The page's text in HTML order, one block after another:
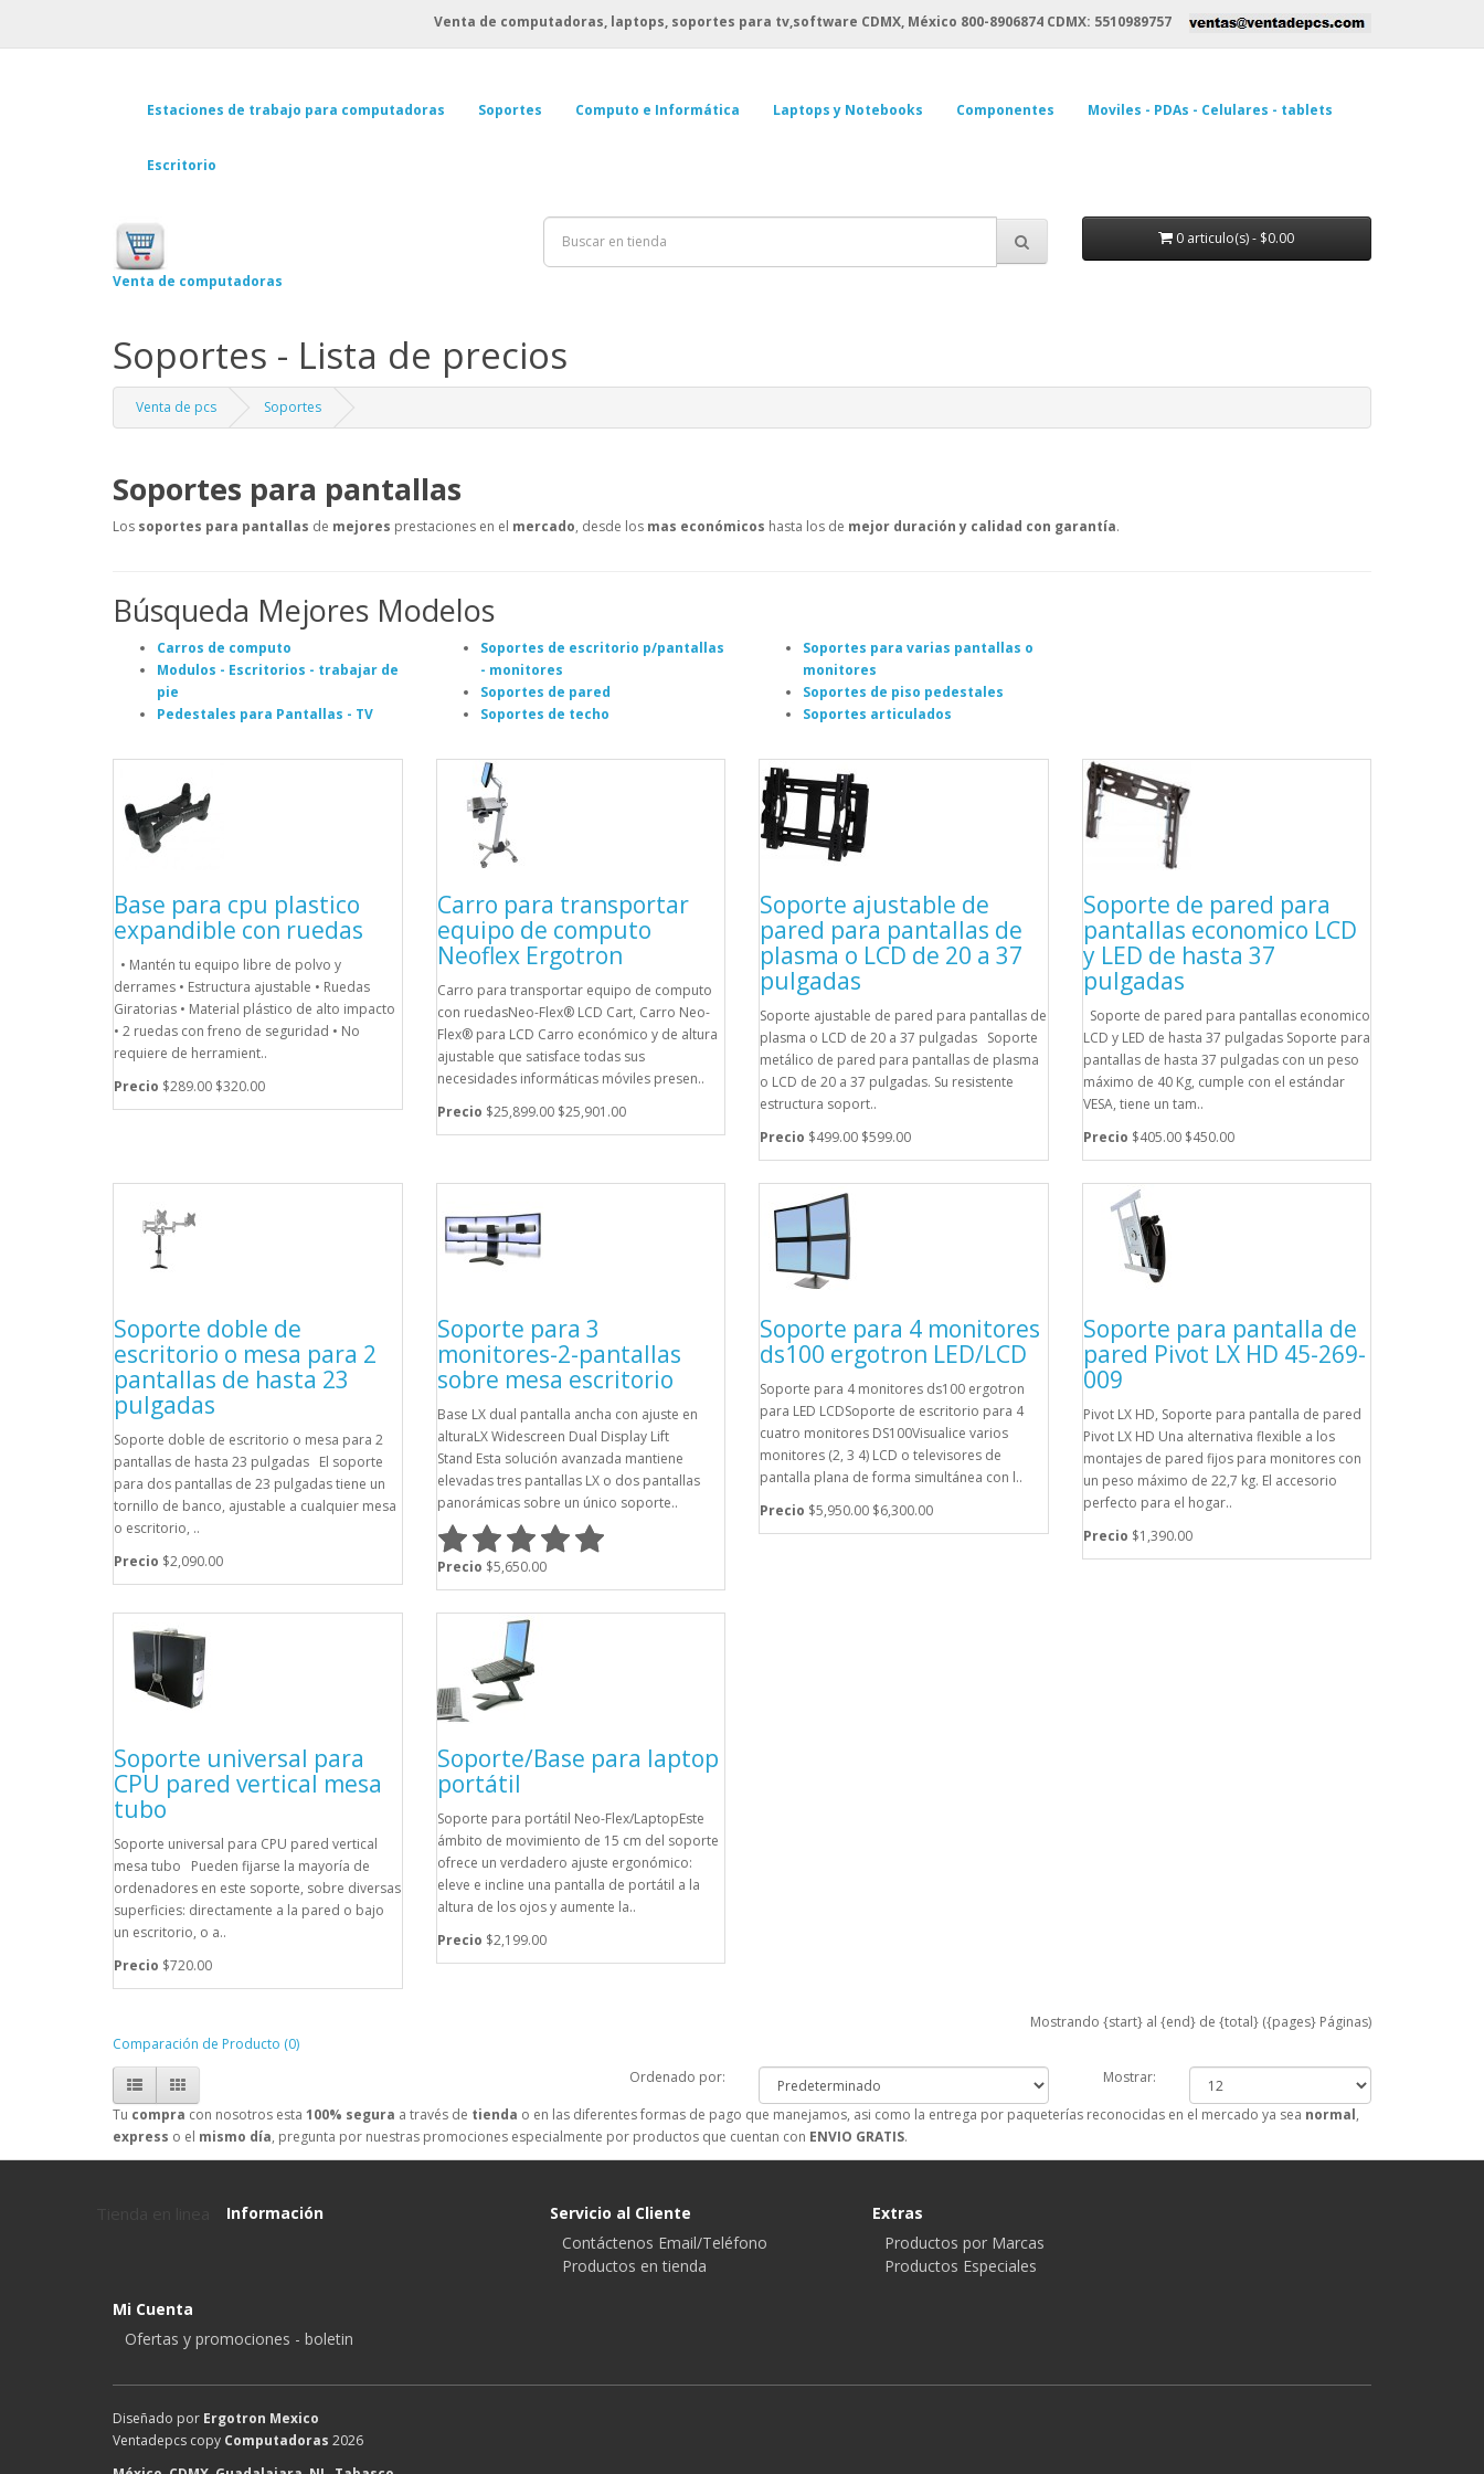
Venta de computadoras, laptops, soportes para tv,software CDMX, México 800-8906874 CDMX: 5510989757
Estaciones de trabajo para computadoras Soportes Computo e Informática Laptops y Notebooks Componentes Moviles - PDAs - Celulares - tablets
Escritorio
Venta de computadoras
0 articulo(s) - $0.00
Soportes - Lista de precios
Venta de pcs Soportes
Soportes para pantallas
Los soportes para pantallas de mejores prestaciones en el mercado, desde los mas económicos hasta los de mejor duración y calidad con garantía.
Búsqueda Mejores Modelos
Carros de computo
Modulos - Escritorios - trabajar de
pie
Pedestales para Pantallas - TV
Soportes de escritorio p/pantallas
- monitores
Soportes de pared
Soportes de techo
Soportes para varias pantallas o
monitores
Soportes de piso pedestales
Soportes articulados
Base para cpu plastico
expandible con ruedas
• Mantén tu equipo libre de polvo y
derrames • Estructura ajustable • Ruedas
Giratorias • Material plástico de alto impacto
• 2 ruedas con freno de seguridad • No
requiere de herramient..
Precio $289.00 $320.00
Carro para transportar
equipo de computo
Neoflex Ergotron
Carro para transportar equipo de computo
con ruedasNeo-Flex® LCD Cart, Carro Neo-
Flex® para LCD Carro económico y de altura
ajustable que satisface todas sus
necesidades informáticas móviles presen..
Precio $25,899.00 $25,901.00
Soporte ajustable de
pared para pantallas de
plasma o LCD de 20 a 37
pulgadas
Soporte ajustable de pared para pantallas de
plasma o LCD de 20 a 37 pulgadas Soporte
metálico de pared para pantallas de plasma
o LCD de 20 a 37 pulgadas. Su resistente
estructura soport..
Precio $499.00 $599.00
Soporte de pared para
pantallas economico LCD
y LED de hasta 37
pulgadas
Soporte de pared para pantallas economico
LCD y LED de hasta 37 pulgadas Soporte para
pantallas de hasta 37 pulgadas con un peso
máximo de 40 Kg, cumple con el estándar
VESA, tiene un tam..
Precio $405.00 $450.00
Soporte doble de
escritorio o mesa para 2
pantallas de hasta 23
pulgadas
Soporte doble de escritorio o mesa para 2
pantallas de hasta 23 pulgadas El soporte
para dos pantallas de 23 pulgadas tiene un
tornillo de banco, ajustable a cualquier mesa
o escritorio, ..
Precio $2,090.00
Soporte para 3
monitores-2-pantallas
sobre mesa escritorio
Base LX dual pantalla ancha con ajuste en
alturaLX Widescreen Dual Display Lift
Stand Esta solución avanzada mantiene
elevadas tres pantallas LX o dos pantallas
panorámicas sobre un único soporte..
Precio $5,650.00
Soporte para 4 monitores
ds100 ergotron LED/LCD
Soporte para 4 monitores ds100 ergotron
para LED LCDSoporte de escritorio para 4
cuatro monitores DS100Visualice varios
monitores (2, 3 4) LCD o televisores de
pantalla plana de forma simultánea con l..
Precio $5,950.00 $6,300.00
Soporte para pantalla de
pared Pivot LX HD 45-269-
009
Pivot LX HD, Soporte para pantalla de pared
Pivot LX HD Una alternativa flexible a los
montajes de pared fijos para monitores con
un peso máximo de 22,7 kg. El accesorio
perfecto para el hogar..
Precio $1,390.00
Soporte universal para
CPU pared vertical mesa
tubo
Soporte universal para CPU pared vertical
mesa tubo Pueden fijarse la mayoría de
ordenadores en este soporte, sobre diversas
superficies: directamente a la pared o bajo
un escritorio, o a..
Precio $720.00
Soporte/Base para laptop
portátil
Soporte para portátil Neo-Flex/LaptopEste
ámbito de movimiento de 15 cm del soporte
ofrece un verdadero ajuste ergonómico:
eleve e incline una pantalla de portátil a la
altura de los ojos y aumente la..
Precio $2,199.00
Mostrando {start} al {end} de {total} ({pages} Páginas)
Comparación de Producto (0)
Ordenado por:
Mostrar:
Tu compra con nosotros esta 100% segura a través de tienda o en las diferentes formas de pago que manejamos, asi como la entrega por paqueterías reconocidas en el mercado ya sea normal,
express o el mismo día, pregunta por nuestras promociones especialmente por productos que cuentan con ENVIO GRATIS.
Información
Servicio al Cliente
Contáctenos Email/Teléfono
Productos en tienda
Extras
Productos por Marcas
Productos Especiales
Mi Cuenta
Ofertas y promociones - boletin
Diseñado por Ergotron Mexico
Ventadepcs copy Computadoras 2026